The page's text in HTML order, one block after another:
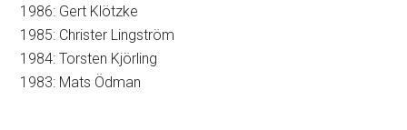
1986: Gert Klötzke
1985: Christer Lingström
1984: Torsten Kjörling
1983: Mats Ödman